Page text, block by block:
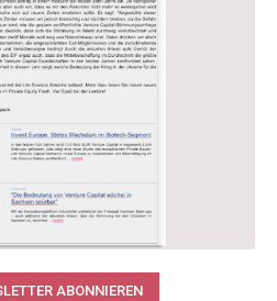
ABONNIEREN